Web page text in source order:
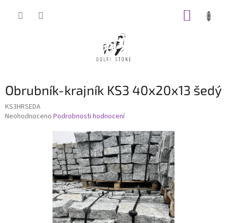
Obrubník-krajník KS3 40x20x13 šedý
KS3HRSEDA
Průměrné
Neohodnoceno Podrobnosti hodnocení